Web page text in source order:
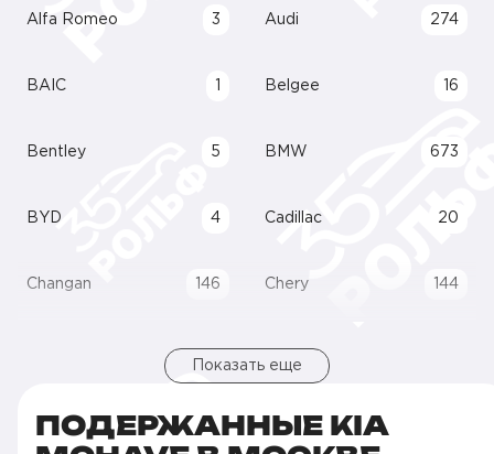
Alfa Romeo 3 Audi 274
BAIC Belgee 16
Bentley 5 BMW 673
BYD 4 Cadillac 20
Changan 146 Chery 144
Показать еще
ПОДЕРЖАННЫЕ KIA